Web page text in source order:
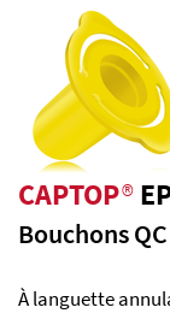
CAPTOP®
Bouchons
À languette